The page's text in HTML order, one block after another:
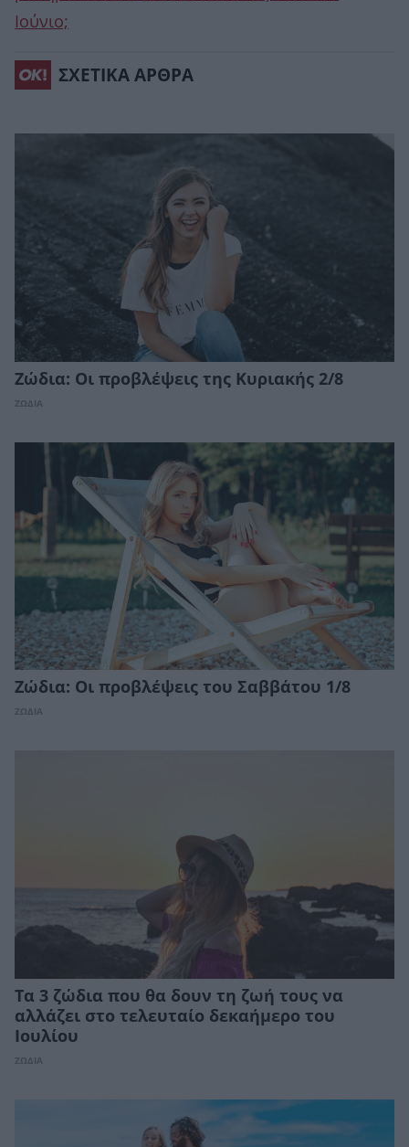
Ιούνιο;
ΣΧΕΤΙΚΑ ΑΡΘΡΑ
Ζώδια: Οι προβλέψεις της Κυριακής 2/8
ΖΩΔΙΑ
Ζώδια: Οι προβλέψεις του Σαββάτου 1/8
ΖΩΔΙΑ
Τα 3 ζώδια που θα δουν τη ζωή τους να
αλλάζει στο τελευταίο δεκαήμερο του
Ιουλίου
ΖΩΔΙΑ